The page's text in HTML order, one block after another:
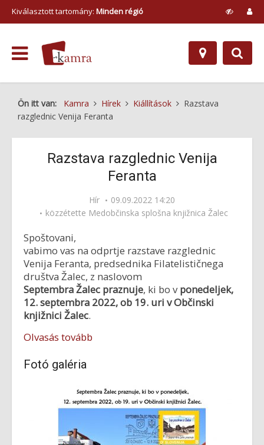
Kiválasztott tartomány: Minden régió
Ön itt van: Kamra Hírek Kiállítások
Razstava
razglednic Venija Feranta
Razstava razglednic Venija
Feranta
Hír
09.09.2022 14:20
közzétette Medobčinska splošna knjižnica Žalec
Spoštovani,
vabimo vas na odprtje razstave razglednic
Venija Feranta, predsednika Filatelističnega
društva Žalec, z naslovom
Septembra Žalec praznuje, ki bo vponedeljek,
12. septembra 2022, ob 19. uri v Občinski
knjižnici Žalec.
Olvasás tovább
Fotó galéria